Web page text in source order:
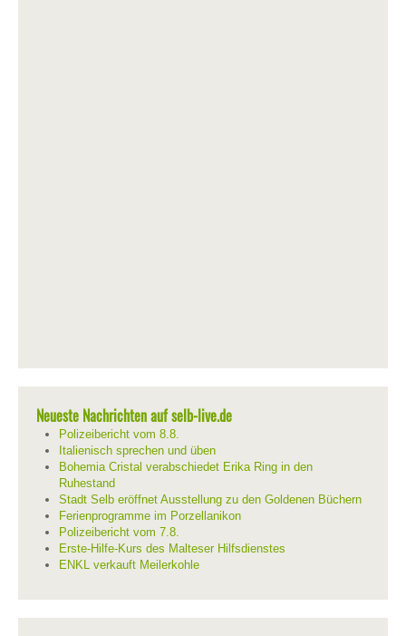
Neueste Nachrichten auf selb-live.de
Polizeibericht vom 8.8.
Italienisch sprechen und üben
Bohemia Cristal verabschiedet Erika Ring in den
Ruhestand
Stadt Selb eröffnet Ausstellung zu den Goldenen Büchern
Ferienprogramme im Porzellanikon
Polizeibericht vom 7.8.
Erste-Hilfe-Kurs des Malteser Hilfsdienstes
ENKL verkauft Meilerkohle